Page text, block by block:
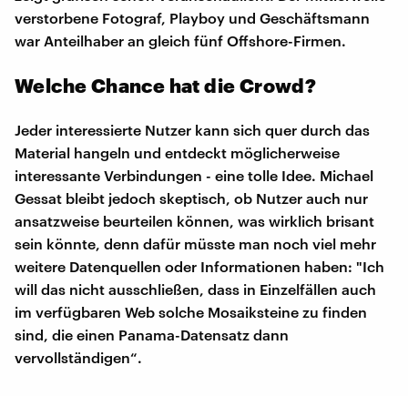
verstorbene Fotograf, Playboy und Geschäftsmann
war Anteilhaber an gleich fünf Offshore-Firmen.
Welche Chance hat die Crowd?
Jeder interessierte Nutzer kann sich quer durch das
Material hangeln und entdeckt möglicherweise
interessante Verbindungen - eine tolle Idee. Michael
Gessat bleibt jedoch skeptisch, ob Nutzer auch nur
ansatzweise beurteilen können, was wirklich brisant
sein könnte, denn dafür müsste man noch viel mehr
weitere Datenquellen oder Informationen haben: "Ich
will das nicht ausschließen, dass in Einzelfällen auch
im verfügbaren Web solche Mosaiksteine zu finden
sind, die einen Panama-Datensatz dann
vervollständigen“.